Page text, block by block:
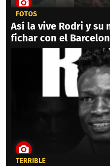
FOTOS
Así la vive Rodri y su
fichar con el
TERRIBLE